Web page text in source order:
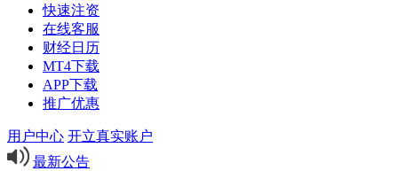
快速注资
在线客服
财经日历
MT4下载
APP下载
推广优惠
用户中心 开立真实账户
最新公告